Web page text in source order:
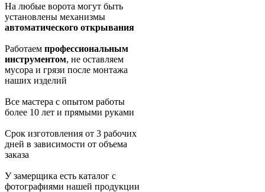
На любые ворота могут быть
установлены механизмы
автоматического открывания
Работаем профессиональным
инструментом, не оставляем
мусора и грязи после монтажа
наших изделий
Все мастера с опытом работы
более 10 лет и прямыми руками
Срок изготовления от 3 рабочих
дней в зависимости от объема
заказа
У замерщика есть каталог с
фотографиями нашей продукции